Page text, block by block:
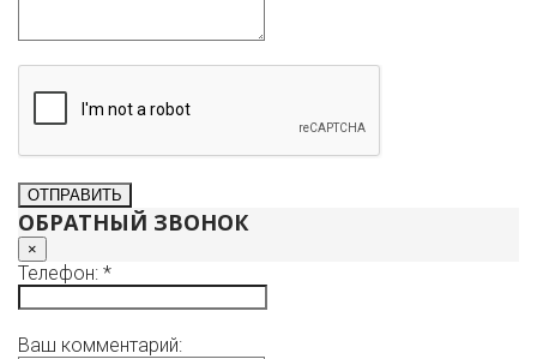
магазины, рестораны, фитнес центры, школа.
разбить на 2 платежа). Комиссия агентства 50%.
Интересно. Звоните.
ОБРАТНЫЙ ЗВОНОК
×
Телефон: *
Ваш комментарий: